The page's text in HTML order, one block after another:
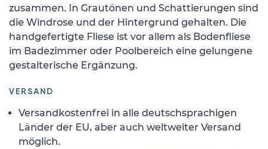
zusammen. In Grautönen und Schattierungen sind
die Windrose und der Hintergrund gehalten. Die
handgefertigte Fliese ist vor allem als Bodenfliese
im Badezimmer oder Poolbereich eine gelungene
gestalterische Ergänzung.
VERSAND
Versandkostenfrei in alle deutschsprachigen
Länder der EU, aber auch weltweiter Versand
möglich.